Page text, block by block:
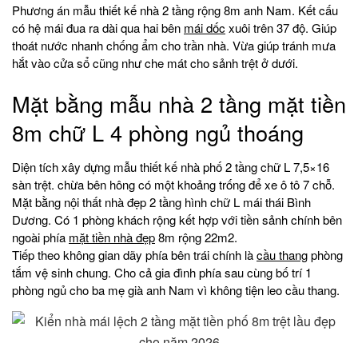
Phương án mẫu thiết kế nhà 2 tầng rộng 8m anh Nam. Kết cấu
có hệ mái đua ra dài qua hai bên mái dốc xuôi trên 37 độ. Giúp
thoát nước nhanh chống ẩm cho trần nhà. Vừa giúp tránh mưa
hắt vào cửa sổ cũng như che mát cho sảnh trệt ở dưới.
Mặt bằng mẫu nhà 2 tầng mặt tiền
8m chữ L 4 phòng ngủ thoáng
Diện tích xây dựng mẫu thiết kế nhà phố 2 tầng chữ L 7,5×16
sàn trệt. chừa bên hông có một khoảng trống để xe ô tô 7 chỗ.
Mặt bằng nội thất nhà đẹp 2 tầng hình chữ L mái thái Bình
Dương. Có 1 phòng khách rộng kết hợp với tiền sảnh chính bên
ngoài phía mặt tiền nhà đẹp8m rộng 22m2.
Tiếp theo không gian dãy phía bên trái chính làcầu thangphòng
tắm vệ sinh chung. Cho cả gia đình phía sau cùng bố trí 1
phòng ngủ cho ba mẹ già anh Nam vì không tiện leo cầu thang.